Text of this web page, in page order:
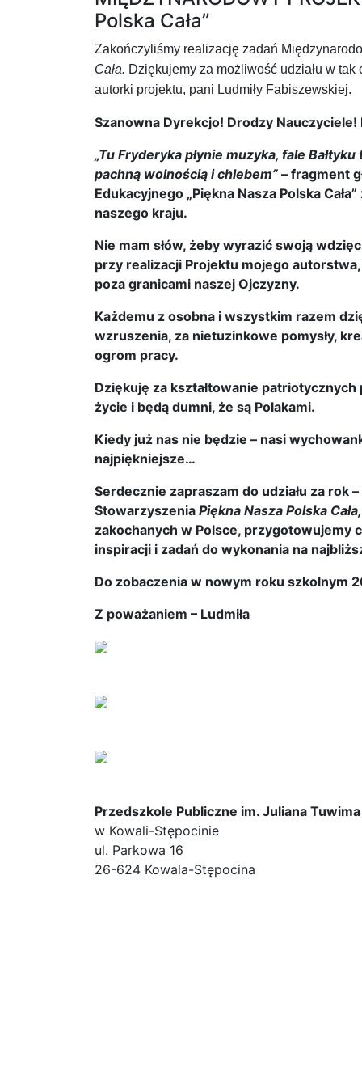
Polska Cała”
Zakończyliśmy realizację zadań
Cała. Dziękujemy za możliwość udziału w
autorki projektu, pani Ludmiły Fabiszewskiej.
Szanowna Dyrekcjo! Drodzy Nauczyciele!
„Tu Fryderyka płynie muzyka, fale
pachną wolnością i chlebem” – fragment
Edukacyjnego „Piękna Nasza Polska
naszego kraju.
Nie mam słów, żeby wyrazić swoją
przy realizacji Projektu mojego
poza granicami naszej Ojczyzny.
Każdemu z osobna i wszystkim razem
wzruszenia, za nietuzinkowe pomysły,
ogrom pracy.
Dziękuję za kształtowanie
życie i będą dumni, że są Polakami.
Kiedy już nas nie będzie – nasi
najpiękniejsze…
Serdecznie zapraszam do udziału za rok
Stowarzyszenia Piękna Nasza Polska Cała,
zakochanych w Polsce, przygotowujemy
inspiracji i zadań do wykonania na
Do zobaczenia w nowym roku szkolnym
Z poważaniem – Ludmiła
Przedszkole Publiczne im. Juliana Tuwima
w Kowali-Stępocinie
ul. Parkowa 16
26-624 Kowala-Stępocina